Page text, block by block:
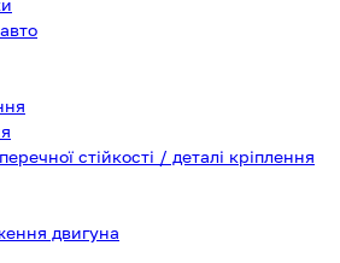
стійкості / деталі кріплення
двигуна